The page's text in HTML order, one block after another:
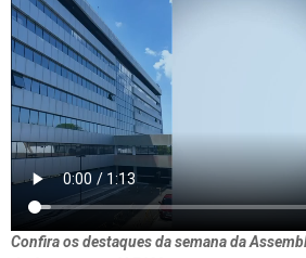
Confira os destaques da semana da